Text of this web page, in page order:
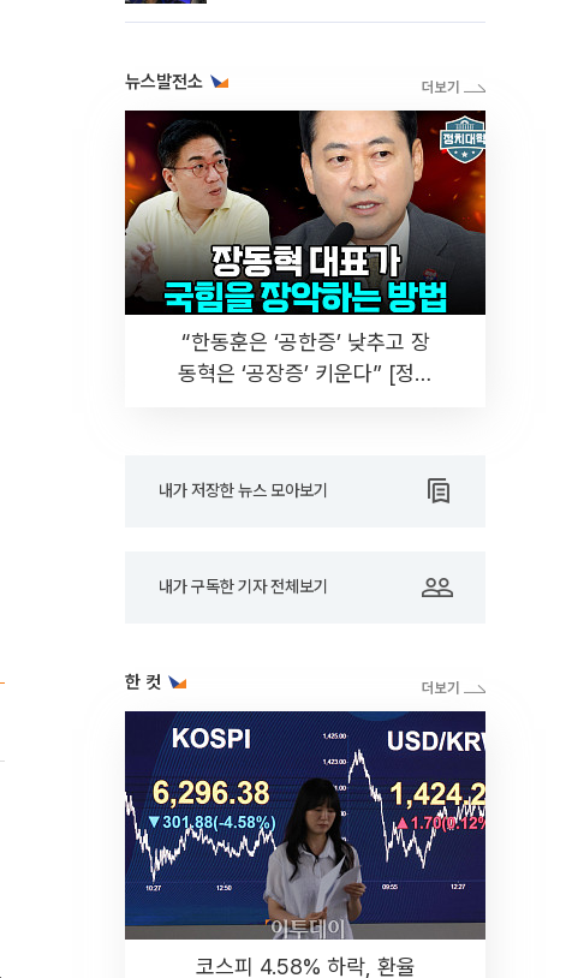
뉴스발전소
“한동훈은 ‘공한증’ 낮추고 장
동혁은 ‘공장증’ 키운다” [정치
내가 저장한 뉴스 모아보기
내가 구독한 기자 전체보기
한 컷
코스피 4.58% 하락, 환율